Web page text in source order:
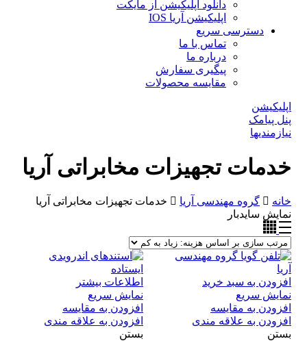
دانلود اپلیکیشن از مایکت
اپلیکیشن آریا IOS
دسترسی سریع
تماس با ما
درباره ما
پیگیری سفارش
مقایسه محصولات
اپلیکیشن
پنل پیامک
نیازمندیها
خدمات تجهیزات مخابراتی آریا
خانه گروه مهندسی آریا خدمات تجهیزات مخابراتی آریا
نمایش سایدبار
افزودن به سبد خرید
نمایش سریع
افزودن به مقایسه
افزودن به علاقه مندی
بستن
اطلاعات بیشتر
نمایش سریع
افزودن به مقایسه
افزودن به علاقه مندی
بستن